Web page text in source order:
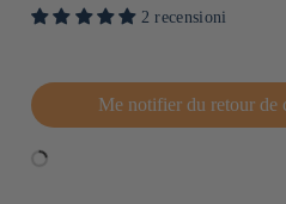
2 recensioni
Me notifier du retour de